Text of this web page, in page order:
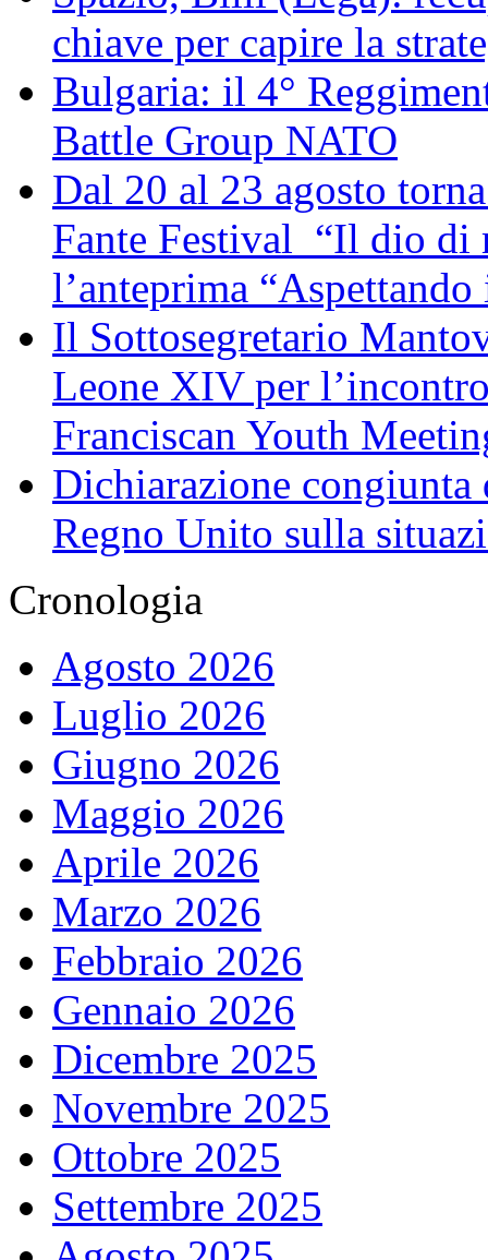
chiave per capire la
Bulgaria: il 4°
Battle Group NATO
Dal 20 al 23 agosto
Fante Festival “Il dio di
l’anteprima
Il Sottosegretario
Leone XIV per
Franciscan Youth
Dichiarazione
Regno Unito sulla
Cronologia
Agosto 2026
Luglio 2026
Giugno 2026
Maggio 2026
Aprile 2026
Marzo 2026
Febbraio 2026
Gennaio 2026
Dicembre 2025
Novembre 2025
Ottobre 2025
Settembre 2025